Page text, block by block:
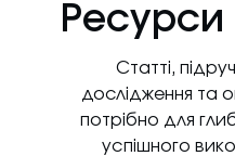
Ресурси
Статті,
дослідження та
потрібно для
успішного